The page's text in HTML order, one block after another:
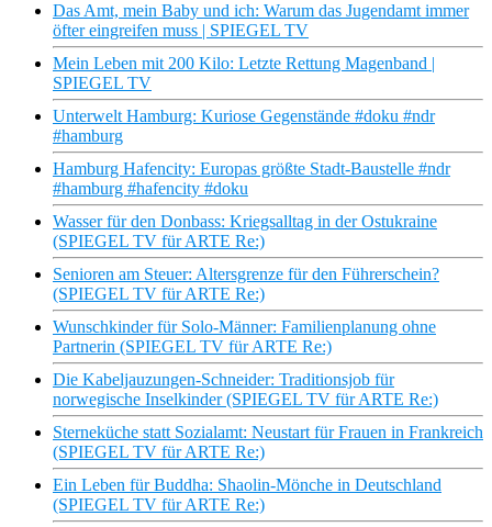
Das Amt, mein Baby und ich: Warum das Jugendamt immer
öfter eingreifen muss | SPIEGEL TV
Mein Leben mit 200 Kilo: Letzte Rettung Magenband |
SPIEGEL TV
Unterwelt Hamburg: Kuriose Gegenstände #doku #ndr
#hamburg
Hamburg Hafencity: Europas größte Stadt-Baustelle #ndr
#hamburg #hafencity #doku
Wasser für den Donbass: Kriegsalltag in der Ostukraine
(SPIEGEL TV für ARTE Re:)
Senioren am Steuer: Altersgrenze für den Führerschein?
(SPIEGEL TV für ARTE Re:)
Wunschkinder für Solo-Männer: Familienplanung ohne
Partnerin (SPIEGEL TV für ARTE Re:)
Die Kabeljauzungen-Schneider: Traditionsjob für
norwegische Inselkinder (SPIEGEL TV für ARTE Re:)
Sterneküche statt Sozialamt: Neustart für Frauen in Frankreich
(SPIEGEL TV für ARTE Re:)
Ein Leben für Buddha: Shaolin-Mönche in Deutschland
(SPIEGEL TV für ARTE Re:)